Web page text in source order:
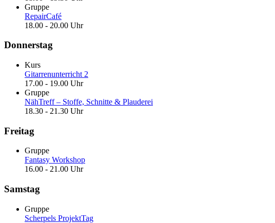
Gruppe
RepairCafé
18.00 - 20.00 Uhr
Donnerstag
Kurs
Gitarrenunterricht 2
17.00 - 19.00 Uhr
Gruppe
NähTreff – Stoffe, Schnitte & Plauderei
18.30 - 21.30 Uhr
Freitag
Gruppe
Fantasy Workshop
16.00 - 21.00 Uhr
Samstag
Gruppe
Scherpels ProjektTag